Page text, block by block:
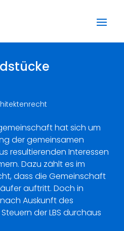
hat sich um
der gemeinsamen
resultierenden Interessen
Dazu zählt es im
dass die Gemeinschaft
auftritt. Doch in
Auskunft des
der LBS durchaus